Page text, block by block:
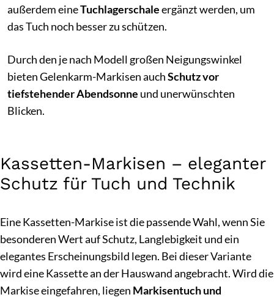
außerdem eineTuchlagerschaleergänzt werden, um
das Tuch noch besser zu schützen.
Durch den je nach Modell großen Neigungswinkel
bieten Gelenkarm-Markisen auchSchutz vor
tiefstehender Abendsonne und unerwünschten
Blicken.
Kassetten-Markisen – eleganter
Schutz für Tuch und Technik
Eine Kassetten-Markise ist die passende Wahl, wenn Sie
besonderen Wert auf Schutz, Langlebigkeit und ein
elegantes Erscheinungsbild legen. Bei dieser Variante
wird eine Kassette an der Hauswand angebracht. Wird die
Markise eingefahren, liegen Markisentuch und